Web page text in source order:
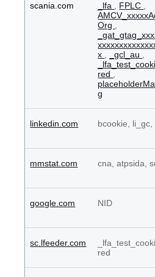
scania.com _lfa FPLC
Org
x
_gcl_au
red
g
linkedin.com bcookie, li_gc,
mmstat.com cna, atpsida,
google.com NID
sc.lfeeder.com
red